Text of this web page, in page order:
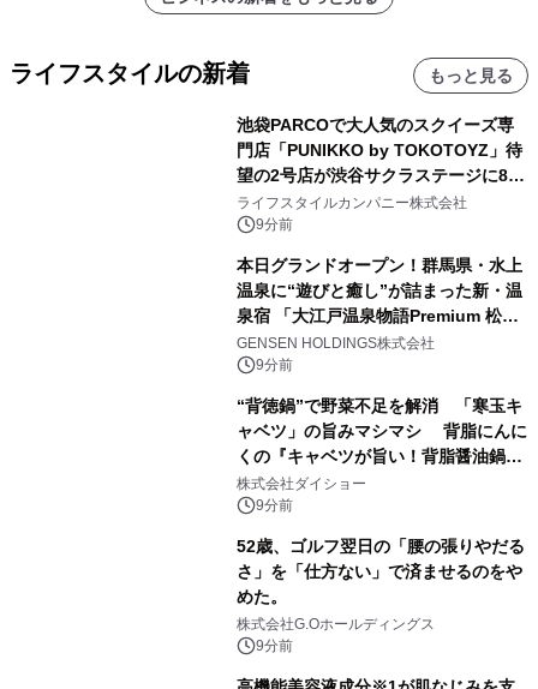
ライフスタイルの新着 もっと見る
池袋PARCOで大人気のスクイーズ専
門店「PUNIKKO by TOKOTOYZ」待
望の2号店が渋谷サクラステージに8月
21日オープン！
ライフスタイルカンパニー株式会社
9分前
本日グランドオープン！群馬県・水上
温泉に“遊びと癒し”が詰まった新・温
泉宿 「大江戸温泉物語Premium 松乃
井」が誕生
GENSEN HOLDINGS株式会社
9分前
“背徳鍋”で野菜不足を解消 「寒玉キ
ャベツ」の旨みマシマシ 背脂にんに
くの『キャベツが旨い！背脂醤油鍋ス
ープ』発売
株式会社ダイショー
9分前
52歳、ゴルフ翌日の「腰の張りやだる
さ」を「仕方ない」で済ませるのをや
めた。
株式会社G.Oホールディングス
9分前